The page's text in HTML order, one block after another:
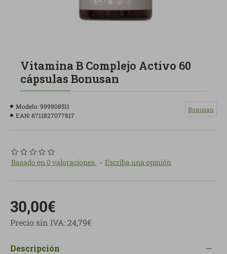
Vitamina B Complejo Activo 60
cápsulas Bonusan
Modelo:999908511
EAN:8711827077817
Bonusan
Basado en 0 valoraciones. - Escriba una opinión
30,00€
Precio sin IVA: 24,79€
Descripción